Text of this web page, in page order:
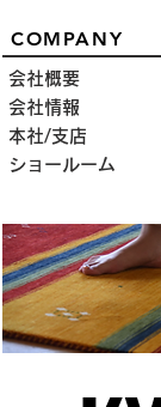
COMPANY
会社概要
会社情報
本社/支店
ショールーム